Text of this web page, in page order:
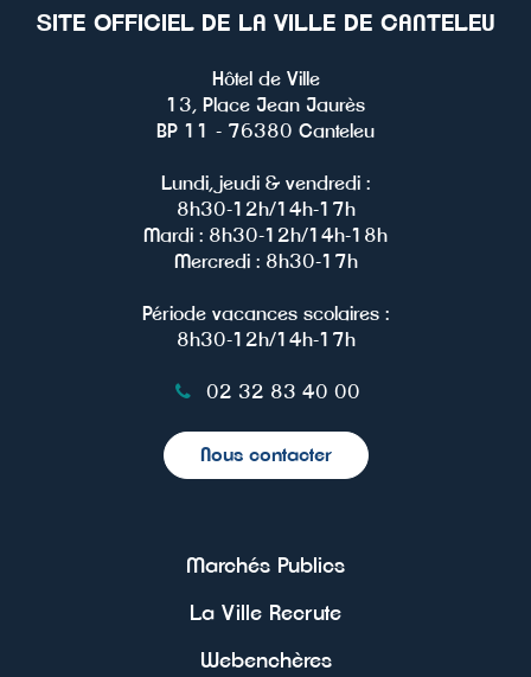
le
Facebook
le
Twitter
le
Instagram
la
Youtube
SITE OFFICIEL DE LA VILLE DE CANTELEU
Hôtel de Ville
13, Place Jean Jaurès
BP 11 - 76380 Canteleu
Lundi, jeudi & vendredi :
8h30-12h/14h-17h
Mardi : 8h30-12h/14h-18h
Mercredi : 8h30-17h
Période vacances scolaires :
8h30-12h/14h-17h
02 32 83 40 00
Nous contacter
Marchés Publics
La Ville Recrute
Webenchères